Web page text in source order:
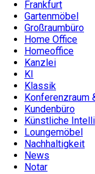
Frankfurt
Gartenmöbel
Großraumbüro
Home Office
Homeoffice
Kanzlei
KI
Klassik
Konferenzraum
Kundenbüro
Künstliche
Loungemöbel
Nachhaltigkeit
News
Notar